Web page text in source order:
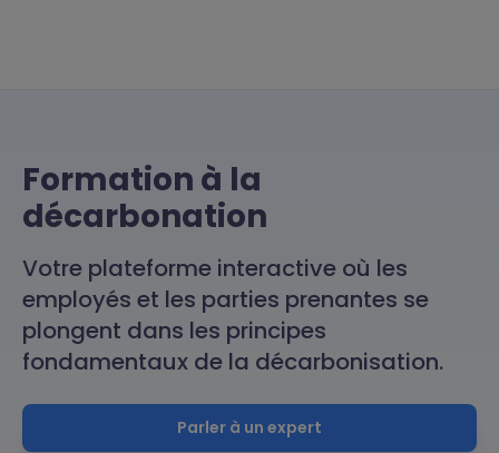
Formation à la
décarbonation
Votre plateforme interactive où les
employés et les parties prenantes se
plongent dans les principes
fondamentaux de la décarbonisation.
Parler à un expert